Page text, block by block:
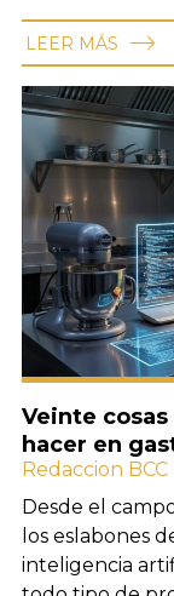
LEER MÁS
Veinte cosas
hacer en
Redaccion BCC
Desde el
los eslabones
inteligencia